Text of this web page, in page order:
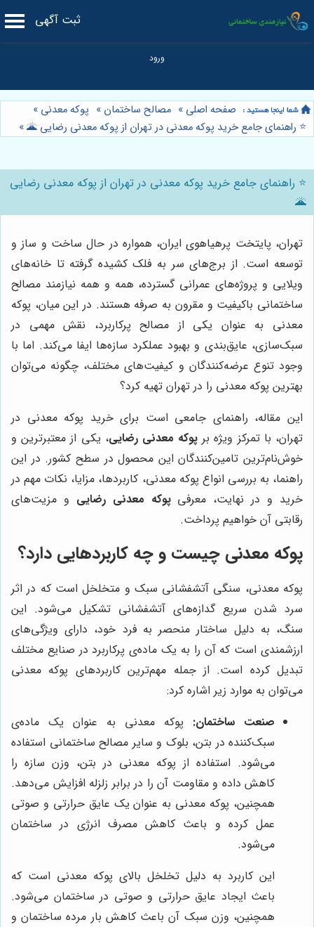
ثبت آگهی
صفحه اصلی » مصالح ساختمان » پوکه معدنی »
⭐️ راهنمای جامع خرید پوکه معدنی در تهران از پوکه معدنی رضایی 🌋»
⭐️ راهنمای جامع خرید پوکه معدنی در تهران از پوکه معدنی رضایی
🌋
تهران، پایتخت پرهیاهوی ایران، همواره در حال ساخت و ساز و
توسعه است. از برج‌های سر به فلک کشیده گرفته تا خانه‌های
ویلایی و پروژه‌های عمرانی گسترده، همه و همه نیازمند مصالح
ساختمانی باکیفیت و مقرون به صرفه هستند. در این میان، پوکه
معدنی به عنوان یکی از مصالح پرکاربرد، نقش مهمی در
سبک‌سازی، عایق‌بندی و بهبود عملکرد سازه‌ها ایفا می‌کند. اما با
وجود تنوع عرضه‌کنندگان و کیفیت‌های مختلف، چگونه می‌توان
بهترین پوکه معدنی را در تهران تهیه کرد؟
این مقاله، راهنمای جامعی است برای خرید پوکه معدنی در
تهران، با تمرکز ویژه بر پوکه معدنی رضایی، یکی از معتبرترین و
خوش‌نام‌ترین تامین‌کنندگان این محصول در سطح کشور. در این
راهنما، به بررسی انواع پوکه معدنی، کاربردها، مزایا، نکات مهم در
خرید و در نهایت، معرفیپوکه معدنی رضایی و مزیت‌های
رقابتی آن خواهیم پرداخت.
پوکه معدنی چیست و چه کاربردهایی دارد؟
پوکه معدنی، سنگی آتشفشانی سبک و متخلخل است که در اثر
سرد شدن سریع گدازه‌های آتشفشانی تشکیل می‌شود. این
سنگ، به دلیل ساختار منحصر به فرد خود، دارای ویژگی‌های
ارزشمندی است که آن را به یک ماده‌ی پرکاربرد در صنایع مختلف
تبدیل کرده است. از جمله مهم‌ترین کاربردهای پوکه معدنی
می‌توان به موارد زیر اشاره کرد:
صنعت ساختمان: پوکه معدنی به عنوان یک ماده‌ی
سبک‌کننده در بتن، بلوک و سایر مصالح ساختمانی استفاده
می‌شود. استفاده از پوکه معدنی در بتن، وزن سازه را
کاهش داده و مقاومت آن را در برابر زلزله افزایش می‌دهد.
همچنین، پوکه معدنی به عنوان یک عایق حرارتی و صوتی
عمل کرده و باعث کاهش مصرف انرژی در ساختمان
می‌شود.
این کاربرد به دلیل تخلخل بالای پوکه معدنی است که
باعث ایجاد عایق حرارتی و صوتی در ساختمان می‌شود.
همچنین، وزن سبک آن باعث کاهش بار مرده ساختمان و